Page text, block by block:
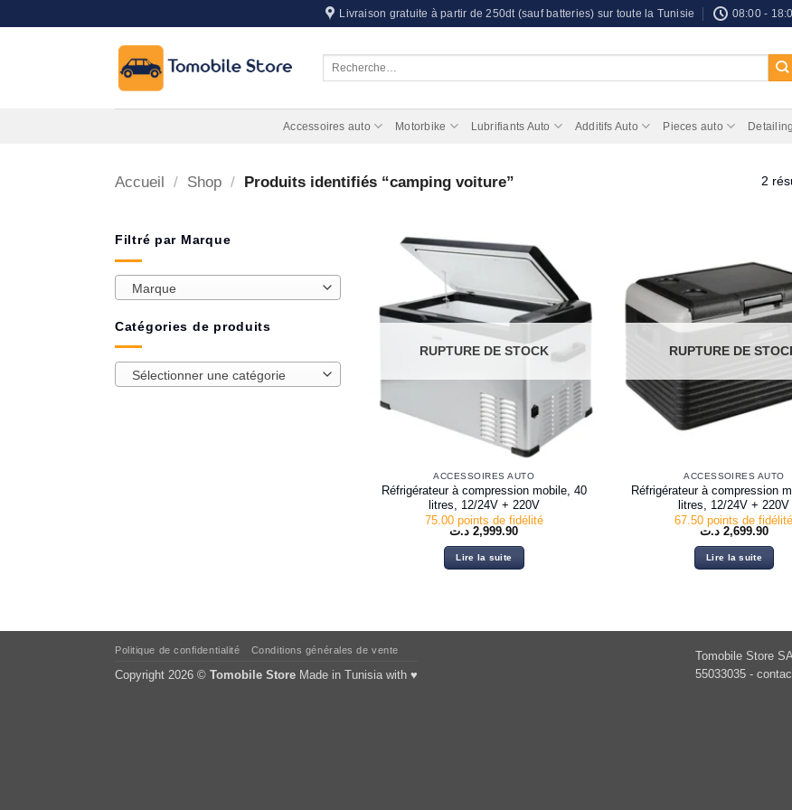
au
Livraison gratuite à partir de 250dt (sauf batteries) sur toute la Tunisie 08:00 -
Accessoires auto Motorbike Lubrifiants Auto Additifs Auto Pieces auto
Accueil / Shop / Produits identifiés “camping voiture” 2
Filtré par Marque
Marque
Catégories de produits
Sélectionner une catégorie
RUPTURE DE STOCK
ACCESSOIRES AUTO
Réfrigérateur à compression mobile, 40
litres, 12/24V + 220V
75.00 points de fidélité
2,999.90 د.ت
Lire la suite
RUPTURE DE
ACCESSOIRES AUTO
Réfrigérateur à compression
litres, 12/24V + 220V
67.50 points de fidélité
2,699.90 د.ت
Lire la suite
Tomobile Store
55033035 -
Politique de confidentialité Conditions générales de vente
Copyright 2026 © Tomobile Store Made in Tunisia with ♥